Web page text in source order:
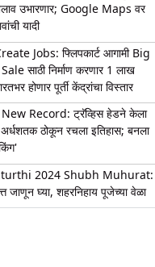
उभारणार; Google Maps वर
यादी
Jobs: फ्लिपकार्ट आगामी Big
साठी निर्माण करणार 1 लाख
होणार पूर्ती केंद्रांचा विस्तार
Record: ट्रॅव्हिस हेडने केला
ठोकून रचला इतिहास; बनला
2024 Shubh Muhurat:
जाणून घ्या, शहरनिहाय पूजेच्या वेळा